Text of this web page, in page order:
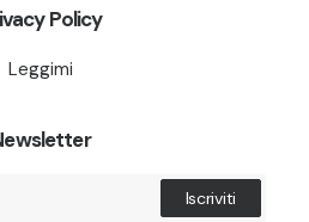
Policy
Leggimi